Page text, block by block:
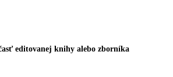
editovanej knihy alebo zborníka